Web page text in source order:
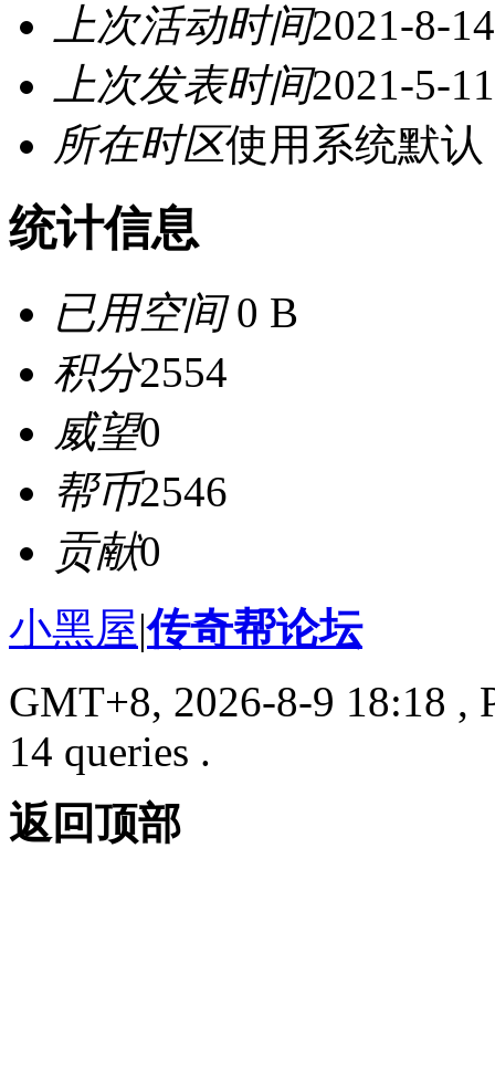
上次活动时间2021-8-
上次发表时间2021-5-
所在时区使用系统默认
统计信息
已用空间0 B
积分2554
威望0
帮币2546
贡献0
小黑屋|传奇帮论坛
GMT+8, 2026-8-9 18:18 ,
14 queries .
返回顶部